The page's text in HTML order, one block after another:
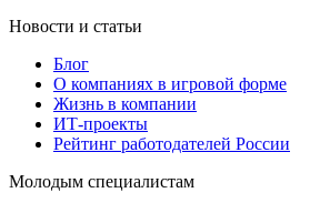
Новости и статьи
Блог
О компаниях в игровой форме
Жизнь в компании
ИТ-проекты
Рейтинг работодателей России
Молодым специалистам